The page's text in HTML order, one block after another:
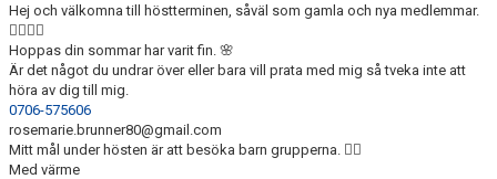
Hej och välkomna till höstterminen, såväl som gamla och nya medlemmar.
👯‍♂️👯‍♂️
Hoppas din sommar har varit fin. 🌸
Är det något du undrar över eller bara vill prata med mig så tveka inte att
höra av dig till mig.
0706-575606
rosemarie.brunner80@gmail.com
Mitt mål under hösten är att besöka barn grupperna. 🙋‍♀️
Med värme